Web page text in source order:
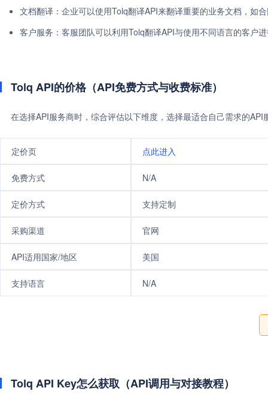
文档翻译：企业可以使用Tolq翻译API来翻译重要的业务文档，如
客户服务：客服团队可以利用Tolq翻译API与使用不同语言的客户
Tolq API的价格（API免费方式与收费标准）
在选择API服务商时，综合评估以下维度，选择最适合自己需求的
定价页 点此进入
免费方式 N/A
定价方式 支持定制
采购渠道 官网
API适用国家/地区 美国
支持语言 N/A
Tolq API Key怎么获取（API调用与对接教程）